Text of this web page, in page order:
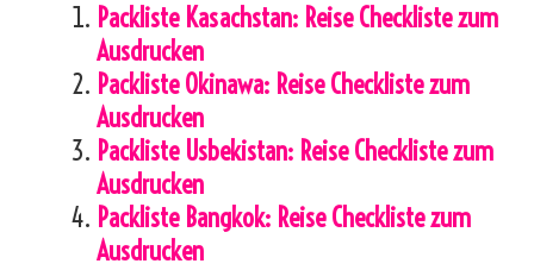
Packliste Kasachstan: Reise Checkliste zum
Ausdrucken
Packliste Okinawa: Reise Checkliste zum
Ausdrucken
Packliste Usbekistan: Reise Checkliste zum
Ausdrucken
Packliste Bangkok: Reise Checkliste zum
Ausdrucken